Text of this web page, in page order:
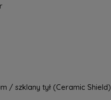
/ szklany tył (Ceramic Shield)